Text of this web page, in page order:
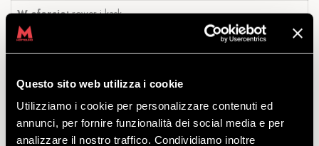
Questo sito web utilizza i cookie
Utilizziamo i cookie per personalizzare contenuti ed
annunci, per fornire funzionalità dei social media e per
analizzare il nostro traffico. Condividiamo inoltre
W ofercie:rower i kask.
Kiedy:
Od 20 maja do 25 października (W maju i październiku
zamknięte w poniedziałki)
Gdzie:Wypożyczalnia w miejscu odjazdu gondoli Mottolino
Uwaga:ubezpieczenie roweru, które można kupić online w cenie
10,00 €, zapewnia pokrycie uszkodzeń produktu do 300,00 €.
Uszkodzenia ramy spowodowane niewłaściwym użytkowaniem nie